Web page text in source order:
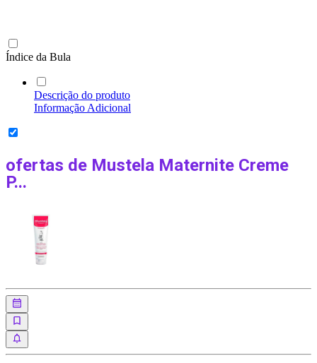
Índice da Bula
Descrição do produto
Informação Adicional
ofertas de Mustela Maternite Creme
P...